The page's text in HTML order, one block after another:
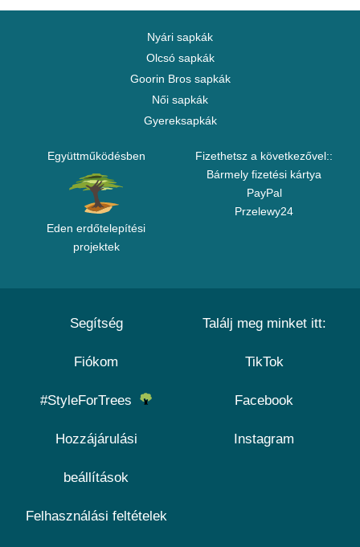
Nyári sapkák
Olcsó sapkák
Goorin Bros sapkák
Női sapkák
Gyereksapkák
Együttműködésben
Eden erdőtelepítési
projektek
Fizethetsz a következővel::
Bármely fizetési kártya
PayPal
Przelewy24
Segítség
Fiókom
#StyleForTrees
Hozzájárulási
beállítások
Felhasználási feltételek
Találj meg minket itt:
TikTok
Facebook
Instagram